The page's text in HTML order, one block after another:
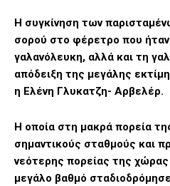
Η συγκίνηση των
σορού στο φέρετρο που
γαλανόλευκη, αλλά και τη
απόδειξη της μεγάλης
η Ελένη Γλυκατζη- Αρβελέρ.
Η οποία στη μακρά πορεία
σημαντικούς σταθμούς και
νεότερης πορείας της
μεγάλο βαθμό